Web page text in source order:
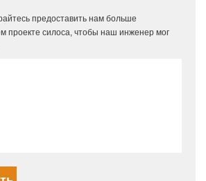
предоставить нам больше
проекте силоса, чтобы наш инженер мог